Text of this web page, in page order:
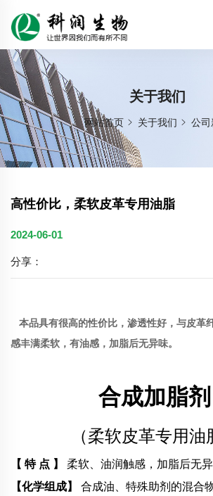
关于我们
网站首页 关于我们 公司
高性价比，柔软皮革专用油脂
2024-06-01
分享：
本品具有很高的性价比，渗透性好，与皮革
感丰满柔软，有油感，加脂后无异味。
合成加脂剂
（柔软皮革专用油
【 特 点 】 柔软、油润触感，加脂后无
【化学组成】 合成油、特殊助剂的混合